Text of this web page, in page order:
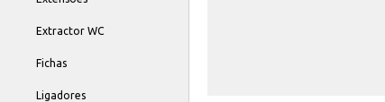
Extractor WC
Fichas
Ligadores